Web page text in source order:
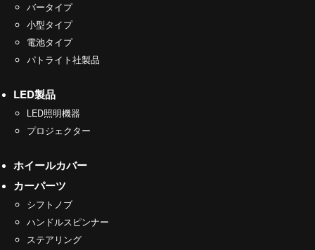
バータイプ
小型タイプ
電池タイプ
パトライト社製品
LED製品
LED照明機器
プロジェクター
ホイールカバー
カーパーツ
シフトノブ
ハンドルスピンナー
ステアリング